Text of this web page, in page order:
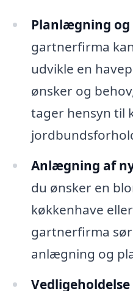
Planlægning og
gartnerfirma
udvikle en
ønsker og
tager hensyn til
Anlægning af
du ønsker en
køkkenhave
gartnerfirma
anlægning og